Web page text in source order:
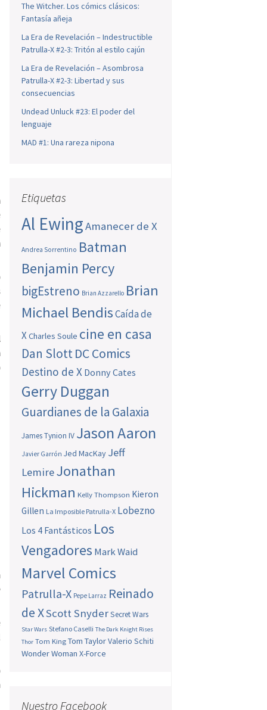
The Witcher. Los cómics clásicos:
Fantasía añeja
La Era de Revelación – Indestructible
Patrulla-X #2-3: Tritón al estilo cajún
La Era de Revelación – Asombrosa
Patrulla-X #2-3: Libertad y sus
consecuencias
Undead Unluck #23: El poder del
lenguaje
MAD #1: Una rareza nipona
Etiquetas
Al EwingAmanecer de X
Andrea Sorrentino Batman
Benjamin Percy
bigEstreno Brian Azzarello Brian
Michael BendisCaída de
XCharles Soule cine en casa
Dan SlottDC Comics
Destino de X Donny Cates
Gerry Duggan
Guardianes de la Galaxia
James Tynion IV Jason Aaron
Javier Garrón Jed MacKay Jeff
LemireJonathan
Hickman Kelly Thompson Kieron
Gillen La Imposible Patrulla-X Lobezno
Los 4 Fantásticos Los
Vengadores Mark Waid
Marvel Comics
Patrulla-X Pepe Larraz Reinado
de XScott SnyderSecret Wars
Star Wars Stefano Caselli The Dark Knight Rises
Thor Tom King Tom TaylorValerio Schiti
Wonder Woman X-Force
Nuestro Facebook